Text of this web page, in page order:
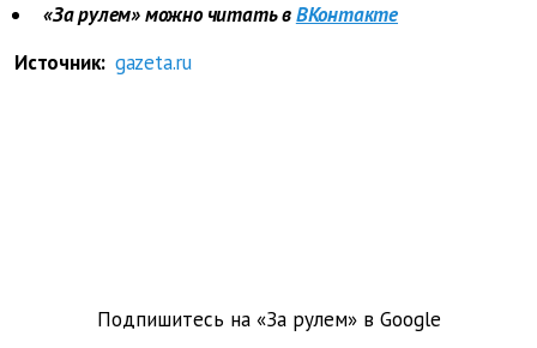
«За рулем» можно читать вВКонтакте
Источник: gazeta.ru
Подпишитесь на «За рулем» в Google